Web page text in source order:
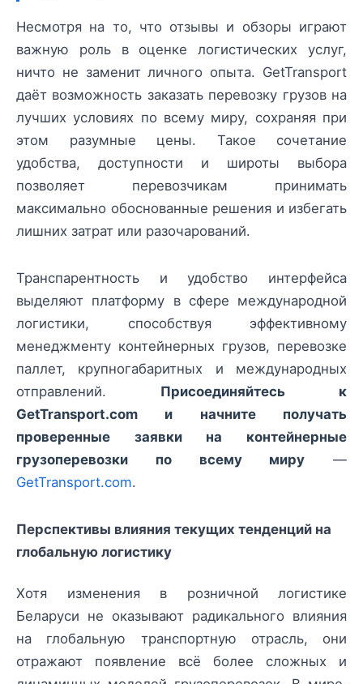
Несмотря на то, что отзывы и обзоры играют
важную роль в оценке логистических услуг,
ничто не заменит личного опыта. GetTransport
даёт возможность заказать перевозку грузов на
лучших условиях по всему миру, сохраняя при
этом разумные цены. Такое сочетание
удобства, доступности и широты выбора
позволяет перевозчикам принимать
максимально обоснованные решения и избегать
лишних затрат или разочарований.
Транспарентность и удобство интерфейса
выделяют платформу в сфере международной
логистики, способствуя эффективному
менеджменту контейнерных грузов, перевозке
паллет, крупногабаритных и международных
отправлений. Присоединяйтесь к
GetTransport.com и начните получать
проверенные заявки на контейнерные
грузоперевозки по всему миру —
GetTransport.com.
Перспективы влияния текущих тенденций на
глобальную логистику
Хотя изменения в розничной логистике
Беларуси не оказывают радикального влияния
на глобальную транспортную отрасль, они
отражают появление всё более сложных и